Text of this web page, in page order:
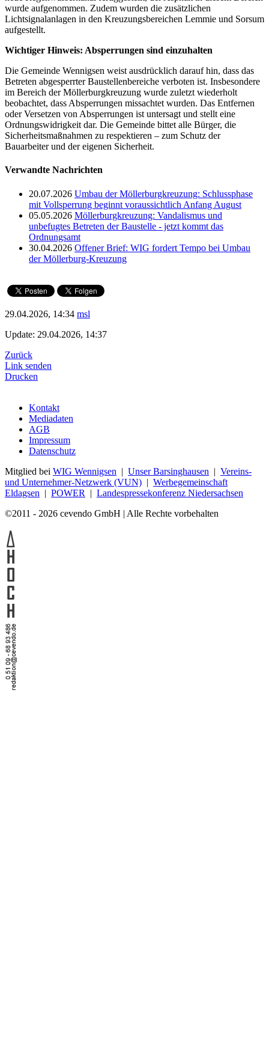
wurde aufgenommen. Zudem wurden die zusätzlichen
Lichtsignalanlagen in den Kreuzungsbereichen Lemmie und Sorsum
aufgestellt.
Wichtiger Hinweis: Absperrungen sind einzuhalten
Die Gemeinde Wennigsen weist ausdrücklich darauf hin, dass das
Betreten abgesperrter Baustellenbereiche verboten ist. Insbesondere
im Bereich der Möllerburgkreuzung wurde zuletzt wiederholt
beobachtet, dass Absperrungen missachtet wurden. Das Entfernen
oder Versetzen von Absperrungen ist untersagt und stellt eine
Ordnungswidrigkeit dar. Die Gemeinde bittet alle Bürger, die
Sicherheitsmaßnahmen zu respektieren – zum Schutz der
Bauarbeiter und der eigenen Sicherheit.
Verwandte Nachrichten
20.07.2026 Umbau der Möllerburgkreuzung: Schlussphase
mit Vollsperrung beginnt voraussichtlich Anfang August
05.05.2026 Möllerburgkreuzung: Vandalismus und
unbefugtes Betreten der Baustelle - jetzt kommt das
Ordnungsamt
30.04.2026 Offener Brief: WIG fordert Tempo bei Umbau
der Möllerburg-Kreuzung
29.04.2026, 14:34 msl
Update: 29.04.2026, 14:37
Zurück
Link senden
Drucken
Kontakt
Mediadaten
AGB
Impressum
Datenschutz
Mitglied bei WIG Wennigsen | Unser Barsinghausen | Vereins-
und Unternehmer-Netzwerk (VUN) | Werbegemeinschaft
Eldagsen | POWER | Landespressekonferenz Niedersachsen
©2011 - 2026 cevendo GmbH | Alle Rechte vorbehalten